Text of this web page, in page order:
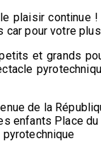
plaisir
car pour votre
et grands
de la
enfants Place